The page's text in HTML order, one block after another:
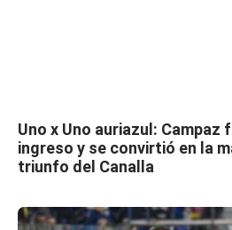
Uno x Uno auriazul: Campaz
ingreso y se convirtió en la
triunfo del Canalla